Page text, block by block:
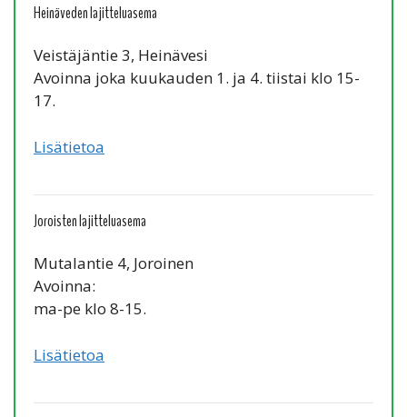
Heinäveden lajitteluasema
Veistäjäntie 3, Heinävesi
Avoinna joka kuukauden 1. ja 4. tiistai klo 15-
17.
Lisätietoa
Joroisten lajitteluasema
Mutalantie 4, Joroinen
Avoinna:
ma-pe klo 8-15.
Lisätietoa